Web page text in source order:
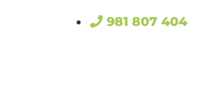
981 807 404